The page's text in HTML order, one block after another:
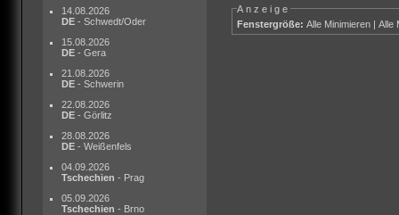
14.08.2026
DE - Schwedt/Oder
15.08.2026
DE - Gera
21.08.2026
DE - Schwerin
22.08.2026
DE - Görlitz
28.08.2026
DE - Weißenfels
04.09.2026
Tschechien - Prag
05.09.2026
Tschechien - Brno
Anzeige
Fenstergröße: Alle Minimieren |Alle